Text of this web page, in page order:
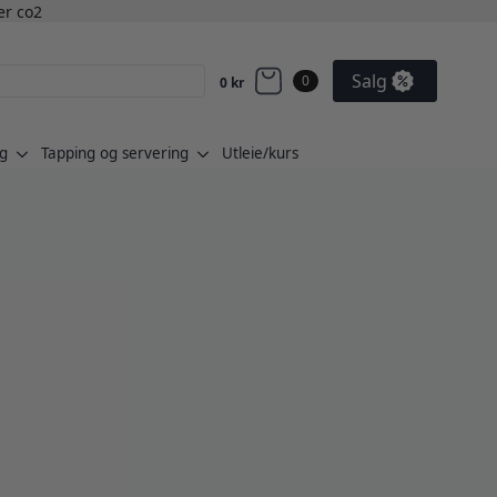
co2
0 kr 0 Salg
Tapping og servering Utleie/kurs